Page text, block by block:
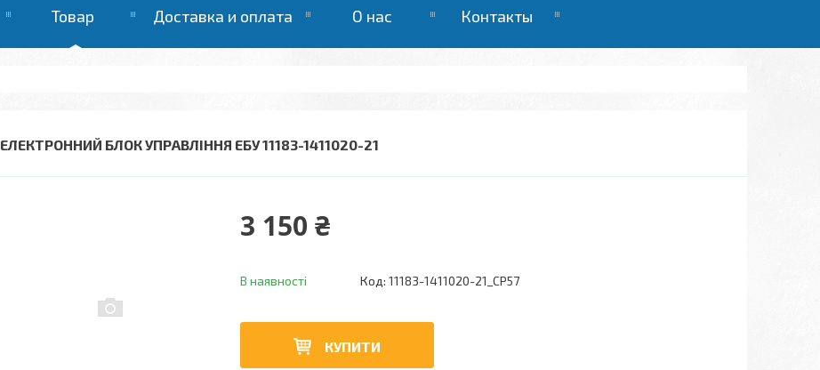
Товар Доставка и оплата О нас Контакты
ЕЛЕКТРОННИЙ БЛОК УПРАВЛІННЯ ЕБУ 11183-1411020-21
3 150 ₴
В наявності Код: 11183-1411020-21_CP57
КУПИТИ